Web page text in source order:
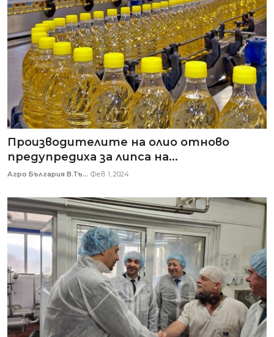
Производителите на олио отново
предупредиха за липса на...
Агро България В.Тъ... Фев 1, 2024